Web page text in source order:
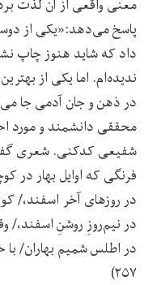
پاسخ می‌دهد:‌«یکی از
داد که شاید هنوز چاپ
ندیده‌ام. اما یکی از
در ذهن و جان آدمی جا
محققی دانشمند و مورد
شفیعی کدکنی. شعری
فرنگی که اوایل بهار در
در روزهای آخر اسفند،/
در نیم‌روزِ روشنِ اسفند،/
۲۵۷)